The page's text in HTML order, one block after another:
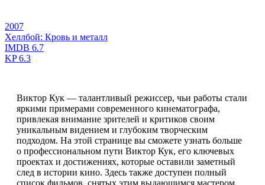
2007
Хеллбой: Кровь и металл
IMDB 6.7
KP6.3
Виктор Кук — талантливый режиссер, чьи работы стали
яркими примерами современного кинематографа,
привлекая внимание зрителей и критиков своим
уникальным видением и глубоким творческим
подходом. На этой странице вы сможете узнать больше
о профессиональном пути Виктор Кук, его ключевых
проектах и достижениях, которые оставили заметный
след в истории кино. Здесь также доступен полный
список фильмов, снятых этим выдающимся мастером,